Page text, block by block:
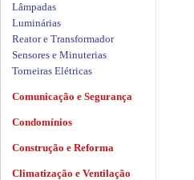
Lâmpadas
Luminárias
Reator e Transformador
Sensores e Minuterias
Torneiras Elétricas
Comunicação e Segurança
Condomínios
Construção e Reforma
Climatização e Ventilação